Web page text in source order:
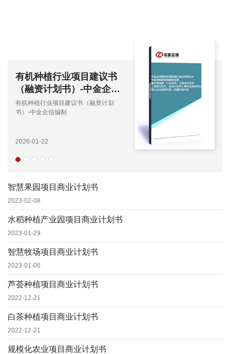
智慧大棚项目商业计划书
2023-02-09
智慧果园项目商业计划书
2023-02-08
水稻种植产业园项目商业计划书
2023-01-29
智慧牧场项目商业计划书
2023-01-06
芦荟种植项目商业计划书
2022-12-21
白茶种植项目商业计划书
2022-12-21
规模化农业项目商业计划书